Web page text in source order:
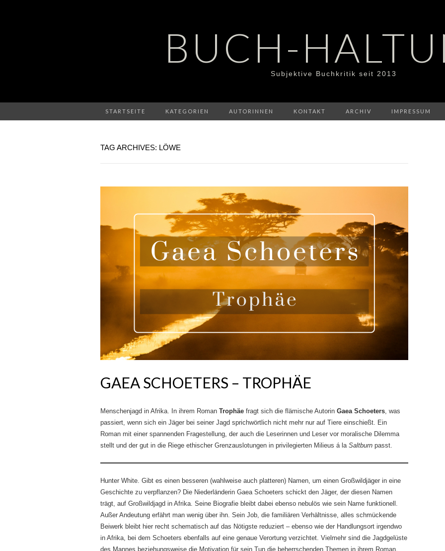
BUCH-
Subjektive Buchkritik seit 2013
STARTSEITE KATEGORIEN AUTORINNEN KONTAKT ARCHIV IMPRESSUM
TAG ARCHIVES: LÖWE
GAEA SCHOETERS – TROPHÄE
Menschenjagd in Afrika. In ihrem Roman Trophäe fragt sich die flämische Autorin Gaea Schoeters, was
passiert, wenn sich ein Jäger bei seiner Jagd sprichwörtlich nicht mehr nur auf Tiere einschießt. Ein
Roman mit einer spannenden Fragestellung, der auch die Leserinnen und Leser vor moralische Dilemma
stellt und der gut in die Riege ethischer Grenzauslotungen in privilegierten Milieus á la Saltburn passt.
Hunter White. Gibt es einen besseren (wahlweise auch platteren) Namen, um einen Großwildjäger in eine
Geschichte zu verpflanzen? Die Niederländerin Gaea Schoeters schickt den Jäger, der diesen Namen
trägt, auf Großwildjagd in Afrika. Seine Biografie bleibt dabei ebenso nebulös wie sein Name funktionell.
Außer Andeutung erfährt man wenig über ihn. Sein Job, die familiären Verhältnisse, alles schmückende
Beiwerk bleibt hier recht schematisch auf das Nötigste reduziert – ebenso wie der Handlungsort irgendwo
in Afrika, bei dem Schoeters ebenfalls auf eine genaue Verortung verzichtet. Vielmehr sind die Jagdgelüste
des Mannes beziehungsweise die Motivation für sein Tun die beherrschenden Themen in ihrem Roman.